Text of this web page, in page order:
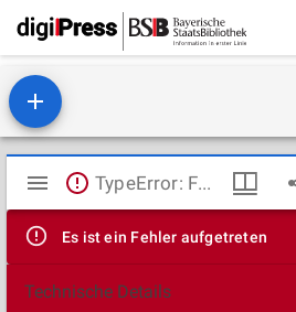
Mirador
Viewer
TypeError: Failed to fetch
Es ist ein Fehler aufgetreten
Technische Details